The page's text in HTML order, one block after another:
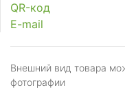
QR-код
E-mail
Внешний вид товара
фотографии